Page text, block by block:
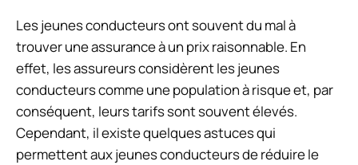
Les jeunes conducteurs ont souvent du mal à
trouver une assurance à un prix raisonnable. En
effet, les assureurs considèrent les jeunes
conducteurs comme une population à risque et, par
conséquent, leurs tarifs sont souvent élevés.
Cependant, il existe quelques astuces qui
permettent aux jeunes conducteurs de réduire le